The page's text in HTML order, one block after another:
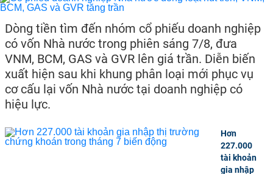
Dòng tiền tìm đến nhóm cổ phiếu doanh nghiệp
có vốn Nhà nước trong phiên sáng 7/8, đưa
VNM, BCM, GAS và GVR lên giá trần. Diễn biến
xuất hiện sau khi khung phân loại mới phục vụ
cơ cấu lại vốn Nhà nước tại doanh nghiệp có
hiệu lực.
Hơn
227.000
tài khoản
gia nhập